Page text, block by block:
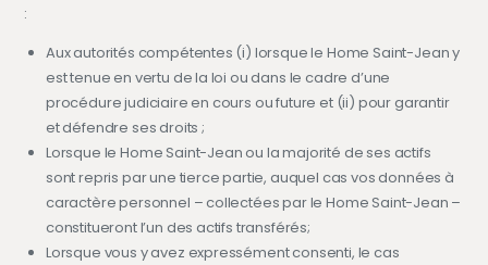
:
Aux autorités compétentes (i) lorsque le Home Saint-Jean y
est tenue en vertu de la loi ou dans le cadre d’une
procédure judiciaire en cours ou future et (ii) pour garantir
et défendre ses droits ;
Lorsque le Home Saint-Jean ou la majorité de ses actifs
sont repris par une tierce partie, auquel cas vos données à
caractère personnel – collectées par le Home Saint-Jean –
constitueront l’un des actifs transférés;
Lorsque vous y avez expressément consenti, le cas